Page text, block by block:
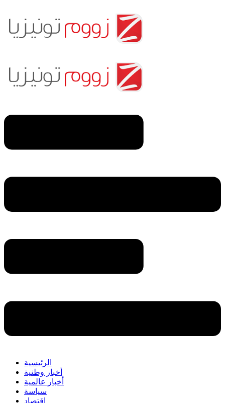
الرئيسية
أخبار وطنية
أخبار عالمية
سياسة
إقتصاد